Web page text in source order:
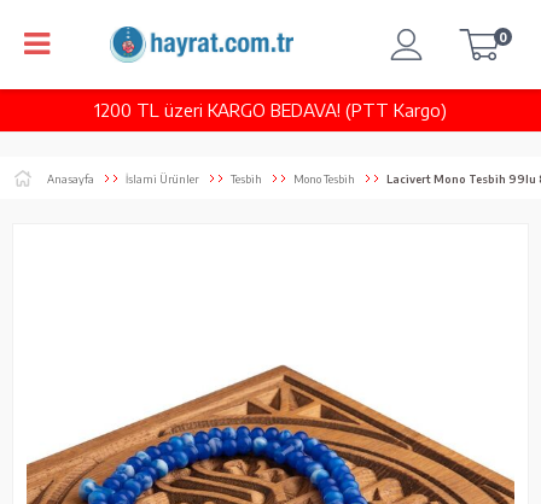
1200 TL üzeri KARGO BEDAVA! (PTT Kargo)
0
Anasayfa İslami Ürünler Tesbih Mono Tesbih Lacivert Mono Tesbih 99lu